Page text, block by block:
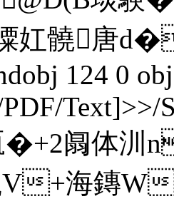
僳妅髐
124 0 obj
Text]>>/
�+2阘体
V+海鏄